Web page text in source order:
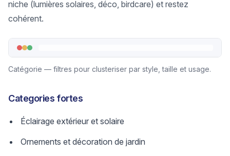
niche (lumières solaires, déco, birdcare) et restez
cohérent.
Catégorie — filtres pour clusteriser par style, taille et usage.
Categories fortes
Éclairage extérieur et solaire
Ornements et décoration de jardin